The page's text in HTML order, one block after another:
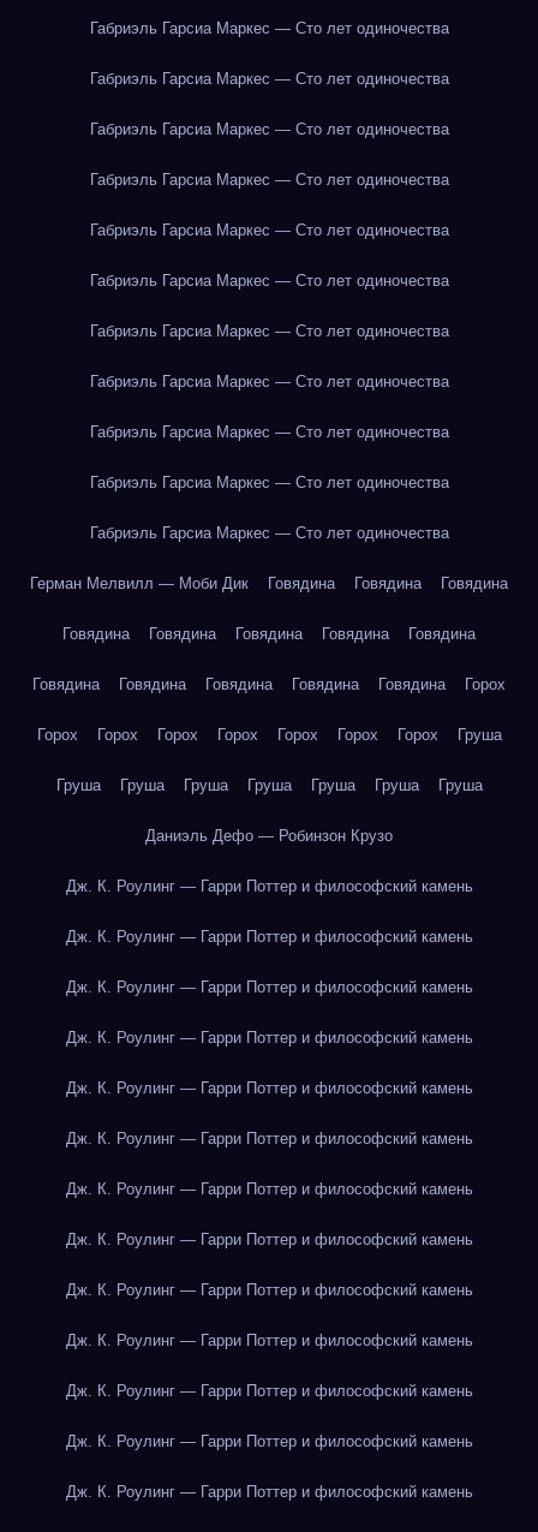
Габриэль Гарсиа Маркес — Сто лет одиночества
Габриэль Гарсиа Маркес — Сто лет одиночества
Габриэль Гарсиа Маркес — Сто лет одиночества
Габриэль Гарсиа Маркес — Сто лет одиночества
Габриэль Гарсиа Маркес — Сто лет одиночества
Габриэль Гарсиа Маркес — Сто лет одиночества
Габриэль Гарсиа Маркес — Сто лет одиночества
Габриэль Гарсиа Маркес — Сто лет одиночества
Габриэль Гарсиа Маркес — Сто лет одиночества
Габриэль Гарсиа Маркес — Сто лет одиночества
Габриэль Гарсиа Маркес — Сто лет одиночества
Герман Мелвилл — Моби Дик Говядина Говядина Говядина
Говядина Говядина Говядина Говядина Говядина
Говядина Говядина Говядина Говядина Говядина Горох
Горох Горох Горох Горох Горох Горох Горох Груша
Груша Груша Груша Груша Груша Груша Груша
Даниэль Дефо — Робинзон Крузо
Дж. К. Роулинг — Гарри Поттер и философский камень
Дж. К. Роулинг — Гарри Поттер и философский камень
Дж. К. Роулинг — Гарри Поттер и философский камень
Дж. К. Роулинг — Гарри Поттер и философский камень
Дж. К. Роулинг — Гарри Поттер и философский камень
Дж. К. Роулинг — Гарри Поттер и философский камень
Дж. К. Роулинг — Гарри Поттер и философский камень
Дж. К. Роулинг — Гарри Поттер и философский камень
Дж. К. Роулинг — Гарри Поттер и философский камень
Дж. К. Роулинг — Гарри Поттер и философский камень
Дж. К. Роулинг — Гарри Поттер и философский камень
Дж. К. Роулинг — Гарри Поттер и философский камень
Дж. К. Роулинг — Гарри Поттер и философский камень